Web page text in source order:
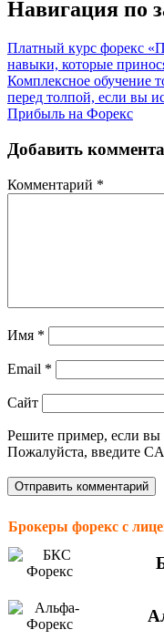
Навигация по
Платный курс форекс
навыки, которые
Комплексное обучение
перед толпой, если вы
Прибыль на Форекс
Добавить
Комментарий *
Имя *
Email *
Сайт
Решите пример, если вы
Пожалуйста, введите
Брокеры форекс с